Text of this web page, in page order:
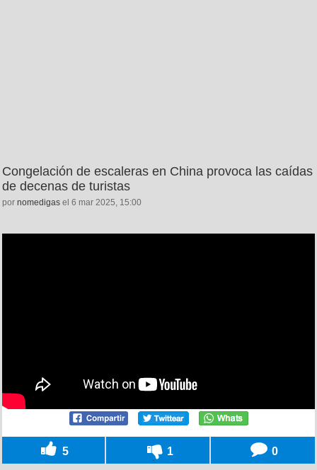
Congelación de escaleras en China provoca las caídas
de decenas de turistas
por nomedigas el 6 mar 2025, 15:00
5 1 0